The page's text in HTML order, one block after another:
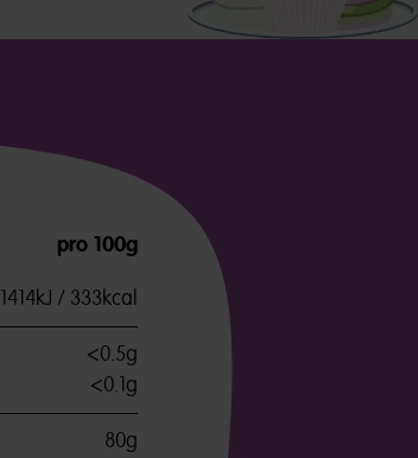
pro 100g
1414kJ / 333kcal
<0.5g
<0.1g
80g